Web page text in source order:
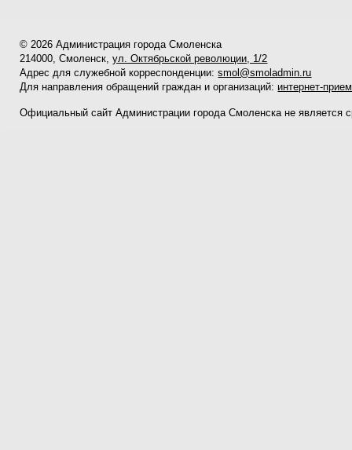
© 2026 Администрация города Смоленска
214000, Смоленск,ул. Октябрьской революции, 1/2
Адрес для служебной корреспонденции:smol@smoladmin.ru
Для направления обращений граждан и организаций: интернет-
Официальный сайт Администрации города Смоленска не является